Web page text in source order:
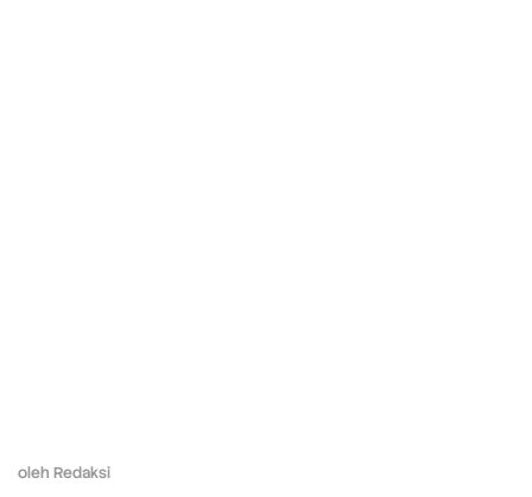
oleh Redaksi